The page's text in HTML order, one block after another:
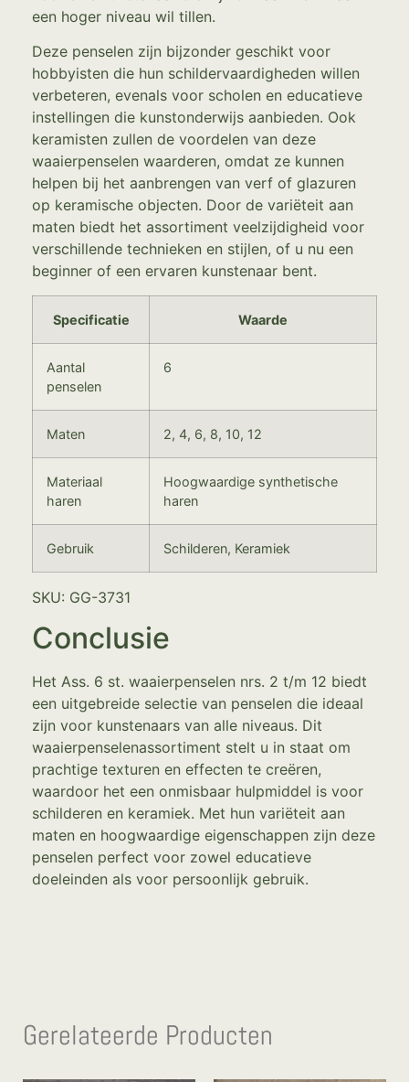
een hoger niveau wil tillen.
Deze penselen zijn bijzonder geschikt voor
hobbyisten die hun schildervaardigheden willen
verbeteren, evenals voor scholen en educatieve
instellingen die kunstonderwijs aanbieden. Ook
keramisten zullen de voordelen van deze
waaierpenselen waarderen, omdat ze kunnen
helpen bij het aanbrengen van verf of glazuren
op keramische objecten. Door de variëteit aan
maten biedt het assortiment veelzijdigheid voor
verschillende technieken en stijlen, of u nu een
beginner of een ervaren kunstenaar bent.
Specificatie Waarde
Aantal
penselen
6
Maten 2, 4, 6, 8, 10, 12
Materiaal
haren
Hoogwaardige synthetische
haren
Gebruik Schilderen, Keramiek
SKU: GG-3731
Conclusie
Het Ass. 6 st. waaierpenselen nrs. 2 t/m 12 biedt
een uitgebreide selectie van penselen die ideaal
zijn voor kunstenaars van alle niveaus. Dit
waaierpenselenassortiment stelt u in staat om
prachtige texturen en effecten te creëren,
waardoor het een onmisbaar hulpmiddel is voor
schilderen en keramiek. Met hun variëteit aan
maten en hoogwaardige eigenschappen zijn deze
penselen perfect voor zowel educatieve
doeleinden als voor persoonlijk gebruik.
Gerelateerde Producten